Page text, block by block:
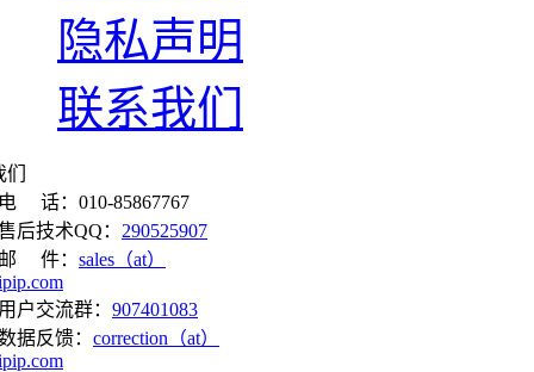
隐私声明
联系我们
话：010-85867767
后技术QQ： 290525907
件： sales（at）
户交流群： 907401083
据反馈： correction（at）